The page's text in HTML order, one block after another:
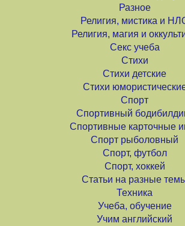
Разное
Религия, мистика и
Религия, магия и
Секс учеба
Стихи
Стихи детские
Стихи
Спорт
Спортивный
Спортивные карточные
Спорт рыболовный
Спорт, футбол
Спорт, хоккей
Статьи на разные
Техника
Учеба, обучение
Учим английский